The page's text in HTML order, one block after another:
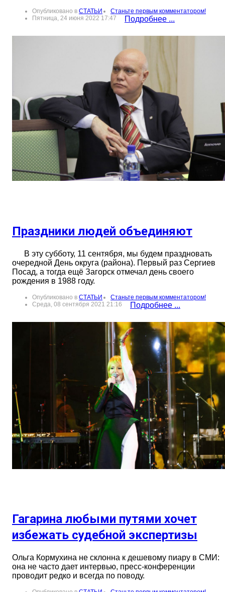
Опубликовано в СТАТЬИ
Станьте первым комментатором!
Пятница, 24 июня 2022 17:47
Подробнее ...
Праздники людей объединяют
В эту субботу, 11 сентября, мы будем праздновать
очередной День округа (района). Первый раз Сергиев
Посад, а тогда ещё Загорск отмечал день своего
рождения в 1988 году.
Опубликовано в СТАТЬИ
Станьте первым комментатором!
Среда, 08 сентября 2021 21:16
Подробнее ...
Гагарина любыми путями хочет
избежать судебной экспертизы
Ольга Кормухина не склонна к дешевому пиару в СМИ:
она не часто дает интервью, пресс-конференции
проводит редко и всегда по поводу.